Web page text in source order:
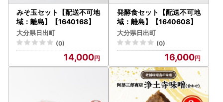
みそ玉セット【配送不可地
域：離島】【1640168】
大分県日出町
(0)
14,000
発酵食セット【配送不可地
域：離島】【1640608】
大分県日出町
(0)
16,000